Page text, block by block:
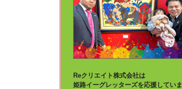
Reクリエイト株式会社は
姫路イーグレッターズを応援していま